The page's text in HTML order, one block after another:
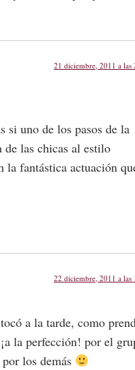
21 diciembre, 2011 a las
si uno de los pasos de la
de las chicas al estilo
fantástica actuación
22 diciembre, 2011 a las
a la tarde, como
la perfección! por el
los demás